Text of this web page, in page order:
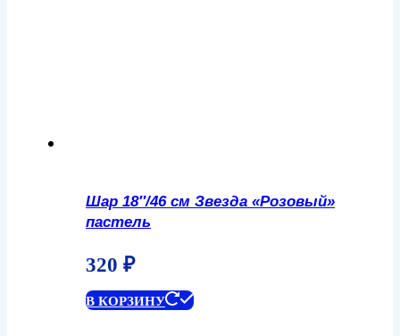
Шар 18″/46 см Звезда «Розовый»
пастель
320 ₽
В КОРЗИНУ